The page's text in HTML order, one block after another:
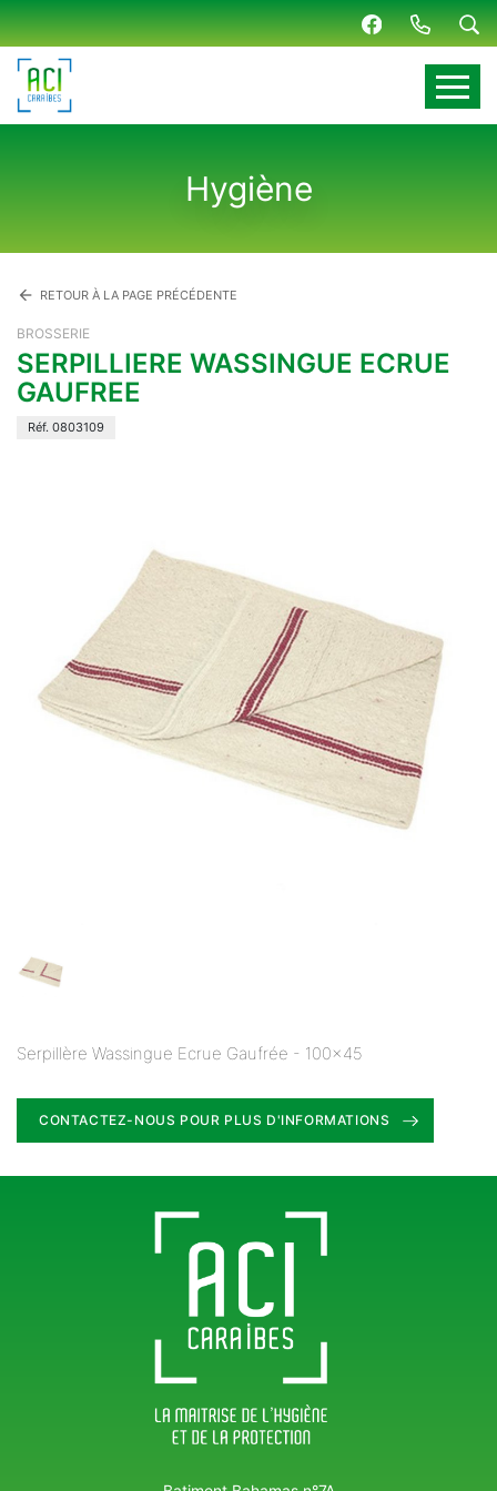
Hygiène
arrow_back RETOUR À LA PAGE PRÉCÉDENTE
BROSSERIE
SERPILLIERE WASSINGUE ECRUE
GAUFREE
Réf. 0803109
Serpillère Wassingue Ecrue Gaufrée - 100x45
CONTACTEZ-NOUS POUR PLUS D'INFORMATIONS
Panneau de gestion des cookies